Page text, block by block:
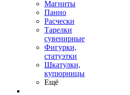
Магниты
Панно
Расчески
Тарелки
сувенирные
Фигурки,
статуэтки
Шкатулки,
купюрницы
Ещё